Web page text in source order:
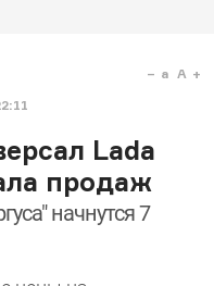
a A
Lada
продаж
начнутся 7